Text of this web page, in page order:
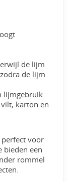
de lijm
de lijm
lijmgebruik
karton en
voor
bieden een
rommel